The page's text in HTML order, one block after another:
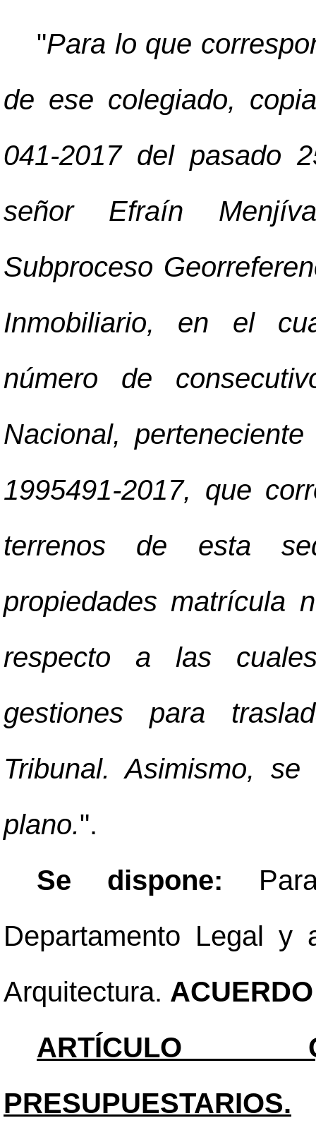
"Para lo que
de ese colegiado,
041-2017 del pasado
señor Efraín
Subproceso
Inmobiliario, en el
número de
Nacional,
1995491-2017, que
terrenos de esta
propiedades matrícula
respecto a las
gestiones para
Tribunal. Asimismo,
plano.".
Se dispone:
Departamento Legal
Arquitectura.
ARTÍCULO
PRESUPUESTARIOS.